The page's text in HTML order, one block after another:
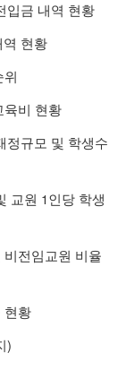
입금 내역 현황
역 현황
육비 현황
정규모 및 학생수
교원 1 인당 학생
비전임교원 비율
현황
)